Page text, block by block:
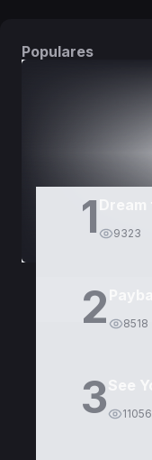
Populares
1 9323
2 8518
3 11056